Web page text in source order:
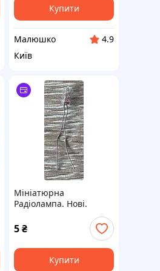
Купити
Малюшко
4.9
Київ
Мініатюрна
Радіолампа. Нові.
5₴
Купити